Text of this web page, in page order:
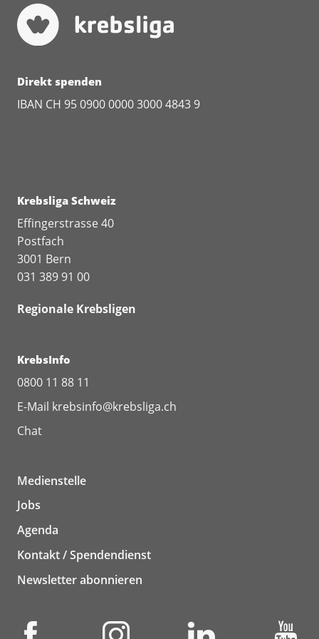
Direkt spenden
IBAN CH 95 0900 0000 3000 4843 9
Krebsliga Schweiz
Effingerstrasse 40
Postfach
3001 Bern
031 389 91 00
Regionale Krebsligen
KrebsInfo
0800 11 88 11
E-Mail krebsinfo@krebsliga.ch
Chat
Medienstelle
Jobs
Agenda
Kontakt / Spendendienst
Newsletter abonnieren